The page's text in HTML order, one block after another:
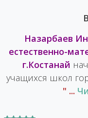
Назарбаев
естественно-
г.Костанай
учащихся школ
" ...